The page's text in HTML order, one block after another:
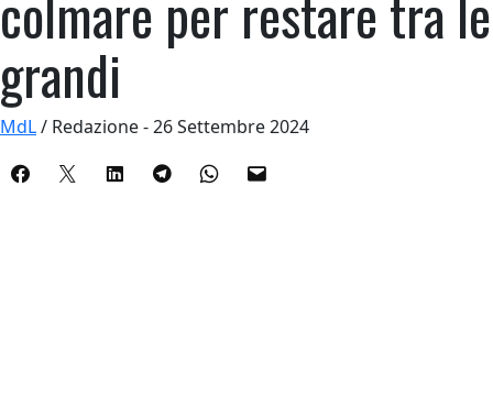
grandi
MdL/ Redazione - 26 Settembre 2024